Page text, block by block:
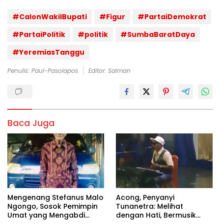
#CalonWakilBupati #Figur
#PartaiDemokrat
#PartaiPolitik
#politik
#SumbaBaratDaya
#YeremiasTanggu
Penulis: Paul-Pasolapos Editor: Salman
Baca Juga
Mengenang Stefanus Malo
Ngongo, Sosok Pemimpin
Umat yang Mengabdi
Acong, Penyanyi
Tunanetra: Melihat
dengan Hati, Bermusik